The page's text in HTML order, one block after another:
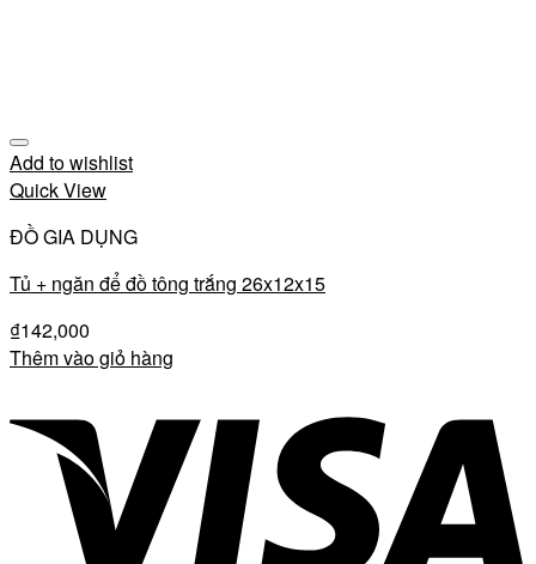
Add to wishlist
Quick View
ĐỒ GIA DỤNG
Tủ + ngăn để đồ tông trắng 26x12x15
₫142,000
Thêm vào giỏ hàng